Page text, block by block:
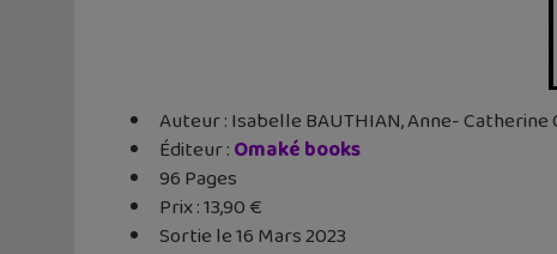
Auteur : Isabelle BAUTHIAN, Anne- Catherine
Éditeur ‏:Omaké books
96 Pages
Prix : 13,90 €
Sortie le 16 Mars 2023